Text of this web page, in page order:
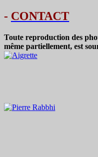
- CONTACT
Toute reproduction des
même partiellement, est